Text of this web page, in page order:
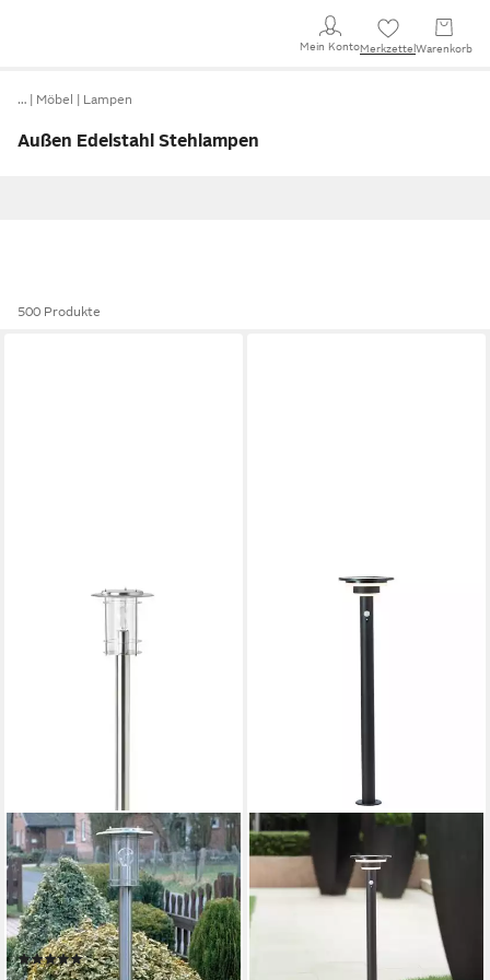
Mein KontoMerkzettel Warenkorb
… Möbel Lampen
Außen Edelstahl Stehlampen
500 Produkte
BRILLIANT
Außen-Stehlampe YORK,
ohne Leuchtmittel, 100cm
Höhe, E27 max. 40W, LED
geeignet, aus rostfreiem
Edelstahl (6)